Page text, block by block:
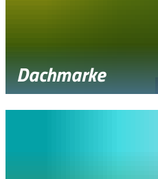
Dachmarke